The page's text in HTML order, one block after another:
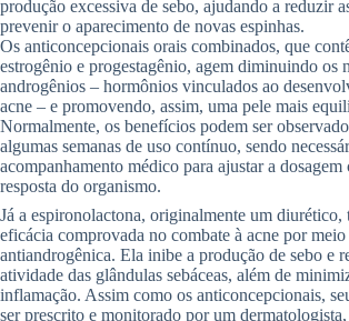
produção excessiva de sebo, ajudando a reduzir
prevenir o aparecimento de novas espinhas.
Os anticoncepcionais orais combinados, que
estrogênio e progestagênio, agem diminuindo os
androgênios – hormônios vinculados ao
acne – e promovendo, assim, uma pele mais
Normalmente, os benefícios podem ser
algumas semanas de uso contínuo, sendo
acompanhamento médico para ajustar a dosagem
resposta do organismo.
Já a espironolactona, originalmente um diurético,
eficácia comprovada no combate à acne por meio
antiandrogênica. Ela inibe a produção de sebo e
atividade das glândulas sebáceas, além de
inflamação. Assim como os anticoncepcionais,
ser prescrito e monitorado por um